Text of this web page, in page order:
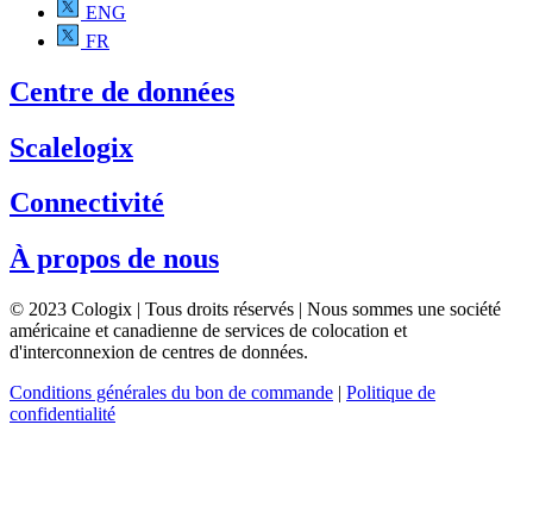
ENG
FR
Centre de données
Scalelogix
Connectivité
À propos de nous
© 2023 Cologix | Tous droits réservés | Nous sommes une société
américaine et canadienne de services de colocation et
d'interconnexion de centres de données.
Conditions générales du bon de commande | Politique de
confidentialité